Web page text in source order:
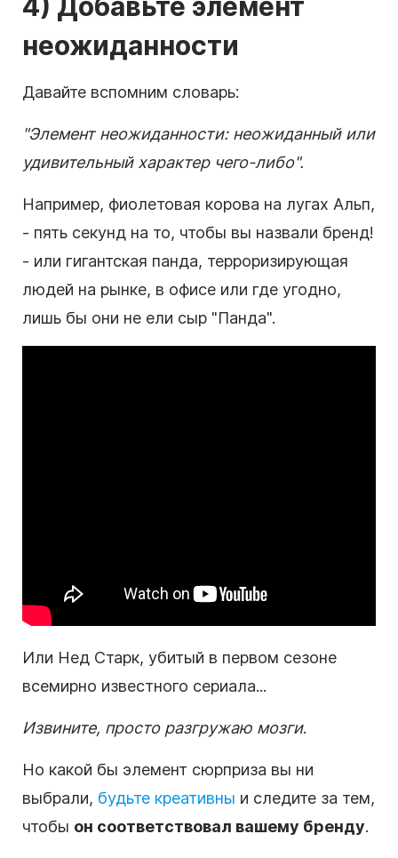
неожиданности
Давайте вспомним словарь:
"Элемент неожиданности: неожиданный или
удивительный характерчего-либо".
Например, фиолетовая корова на лугах Альп,
- пять секунд на то, чтобы вы назвали бренд!
- или гигантская панда, терроризирующая
людей на рынке, в офисе или где угодно,
лишь бы они не ели сыр "Панда".
Или Нед Старк, убитый в первом сезоне
всемирно известного сериала...
Извините, просто разгружаю мозги.
Но какой бы элемент сюрприза вы ни
выбрали, будьте креативны и следите за тем,
чтобы он соответствовал вашему бренду.